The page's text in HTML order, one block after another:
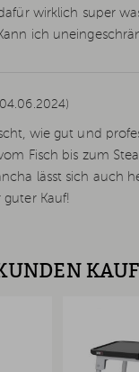
wirklich super
ich
wie gut und
Fisch bis zum
lässt sich auch
guter Kauf!